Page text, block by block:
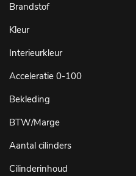
Brandstof
Kleur
Interieurkleur
Acceleratie 0-100
Bekleding
BTW/Marge
Aantal cilinders
Cilinderinhoud